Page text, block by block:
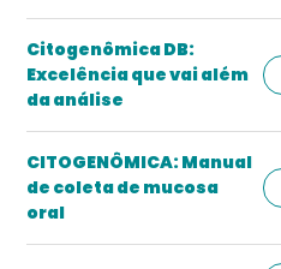
Citogenômica DB:
Excelência que vai além
da análise
CITOGENÔMICA: Manual
de coleta de mucosa
oral